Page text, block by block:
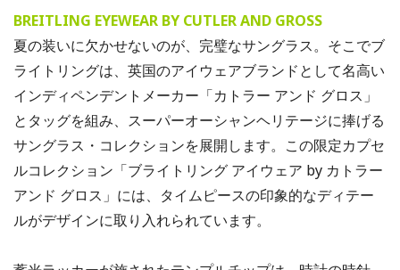
BREITLING EYEWEAR BY CUTLER AND GROSS
夏の装いに欠かせないのが、完璧なサングラス。そこでブ
ライトリングは、英国のアイウェアブランドとして名高い
インディペンデントメーカー「カトラー アンド グロス」
とタッグを組み、スーパーオーシャンヘリテージに捧げる
サングラス・コレクションを展開します。この限定カプセ
ルコレクション「ブライトリング アイウェア by カトラー
アンド グロス」には、タイムピースの印象的なディテー
ルがデザインに取り入れられています。